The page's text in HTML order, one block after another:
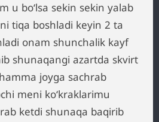
u boʻlsa sekin sekin yalab
tiqa boshladi keyin 2 ta
onam shunchalik kayf
shunaqangi azartda skvirt
joyga sachrab
meni koʻkraklarimu
ketdi shunaqa baqirib